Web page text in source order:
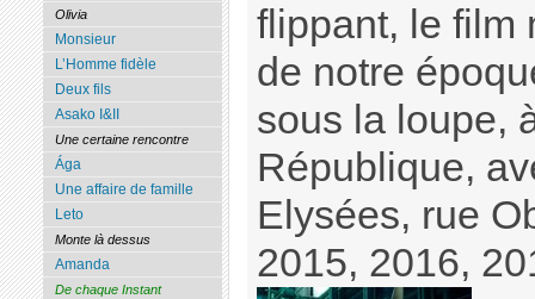
flippant, le film
de notre
sous la loupe,
République,
Elysées, rue
2015, 2016,
Olivia
Monsieur
L’Homme fidèle
Deux fils
Asako I&II
Une certaine rencontre
Ága
Une affaire de famille
Leto
Monte là dessus
Amanda
De chaque Instant